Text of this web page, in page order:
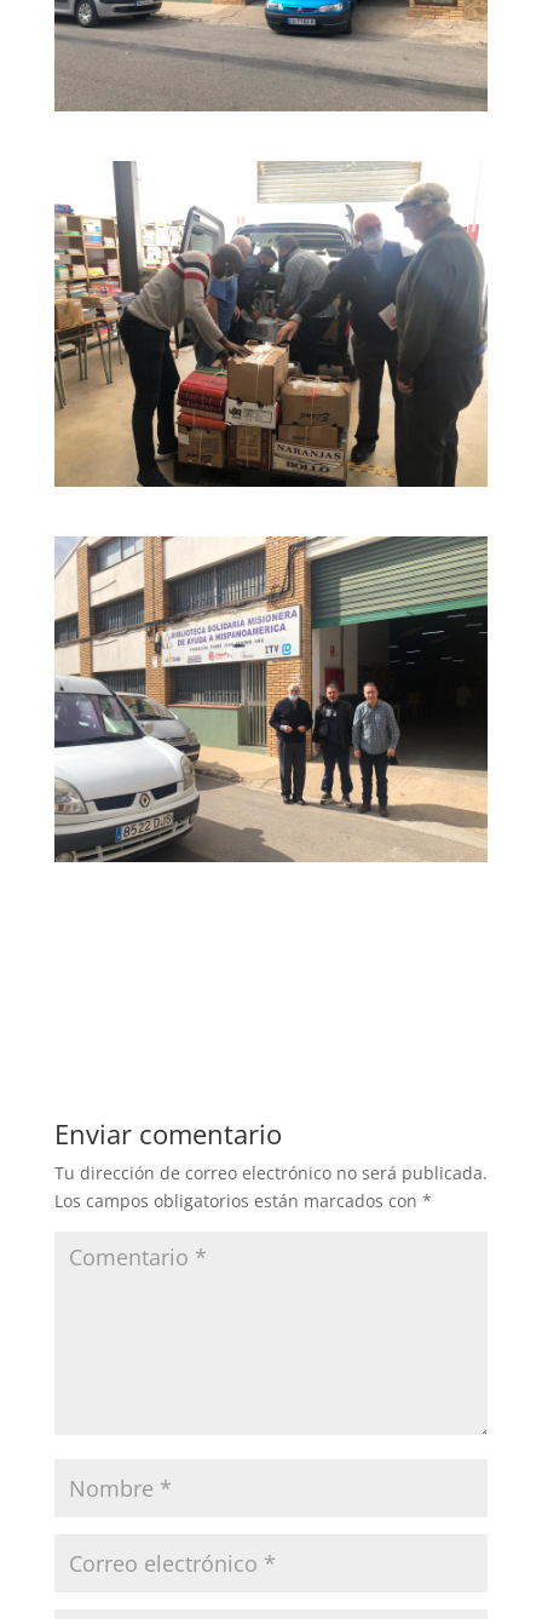
Enviar comentario
Tu dirección de correo electrónico no será publicada.
Los campos obligatorios están marcados con *